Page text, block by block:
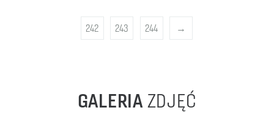
242 243 244 →
GALERIAZDJĘĆ